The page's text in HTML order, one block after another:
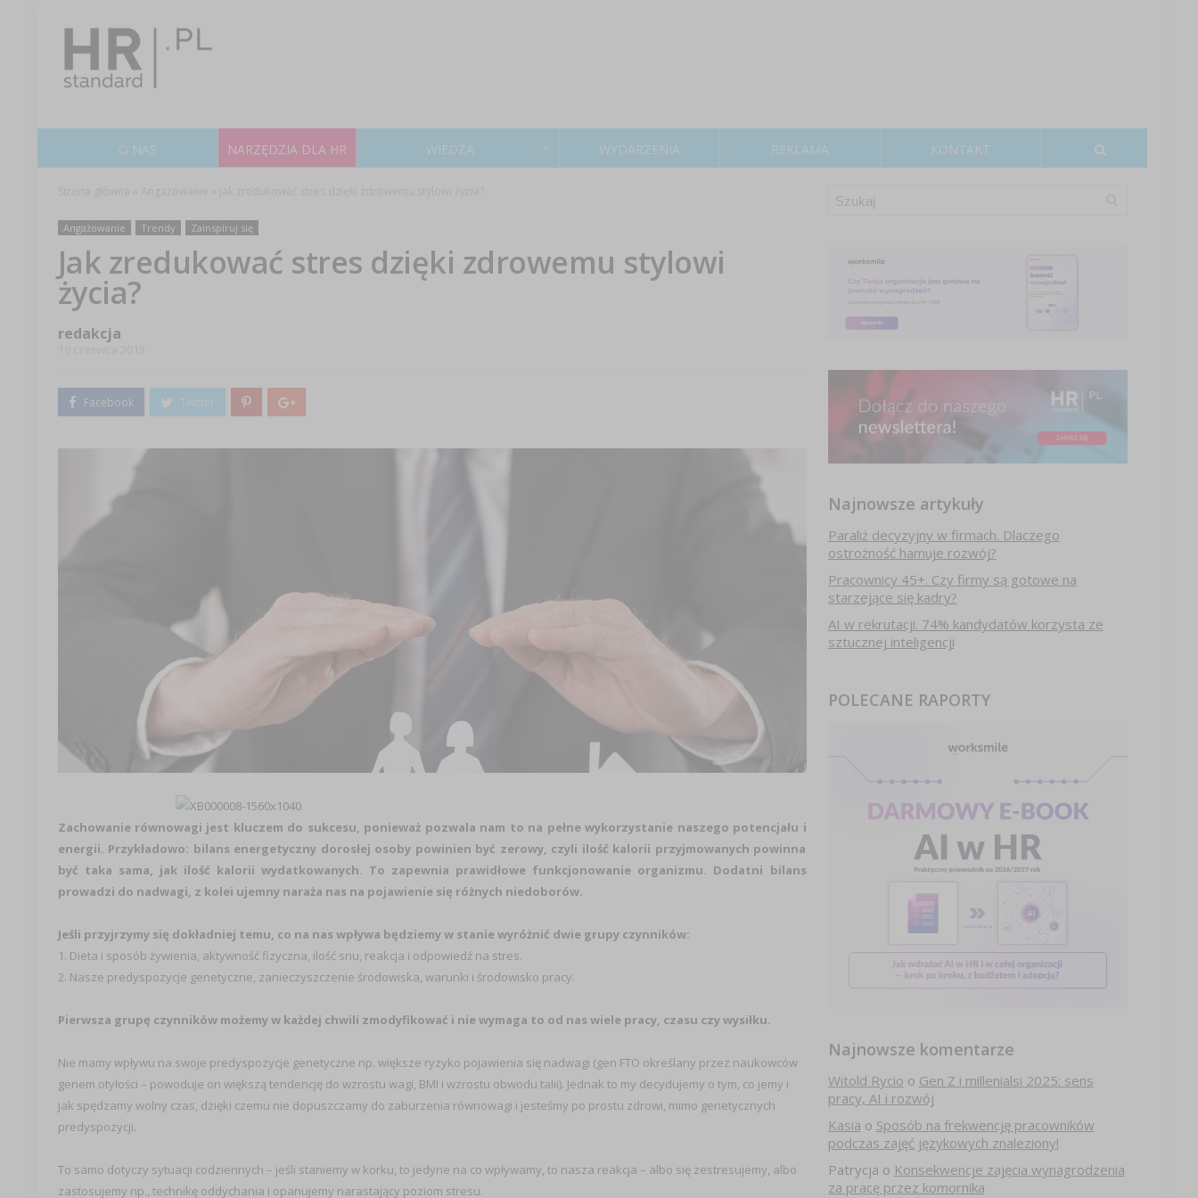
O NAS NARZĘDZIA DLA HR WIEDZA WYDARZENIA REKLAMA KONTAKT
Angażowanie Trendy Zainspiruj się
Jak zredukować stres dzięki zdrowemu stylowi
życia?
redakcja
Zachowanie równowagi jest kluczem do sukcesu, ponieważ pozwala nam to na pełne wykorzystanie naszego potencjału i
energii. Przykładowo: bilans energetyczny dorosłej osoby powinien być zerowy, czyli ilość kalorii przyjmowanych powinna
być taka sama, jak ilość kalorii wydatkowanych. To zapewnia prawidłowe funkcjonowanie organizmu. Dodatni bilans
prowadzi do nadwagi, z kolei ujemny naraża nas na pojawienie się różnych niedoborów.
Jeśli przyjrzymy się dokładniej temu, co na nas wpływa będziemy w stanie wyróżnić dwie grupy czynników:
1. Dieta i sposób żywienia, aktywność fizyczna, ilość snu, reakcja i odpowiedź na stres.
2. Nasze predyspozycje genetyczne, zanieczyszczenie środowiska, warunki i środowisko pracy.
Pierwsza grupę czynników możemy w każdej chwili zmodyfikować i nie wymaga to od nas wiele pracy, czasu czy wysiłku.
Nie mamy wpływu na swoje predyspozycje genetyczne np. większe ryzyko pojawienia się nadwagi (gen FTO określany przez naukowców
genem otyłości – powoduje on większą tendencję do wzrostu wagi, BMI i wzrostu obwodu talii). Jednak to my decydujemy o tym, co jemy i
jak spędzamy wolny czas, dzięki czemu nie dopuszczamy do zaburzenia równowagi i jesteśmy po prostu zdrowi, mimo genetycznych
predyspozycji.
To samo dotyczy sytuacji codziennych – jeśli staniemy w korku, to jedyne na co wpływamy, to nasza reakcja – albo się zestresujemy, albo
zastosujemy np., technikę oddychania i opanujemy narastający poziom stresu.
Najnowsze artykuły
Paraliż decyzyjny w firmach. Dlaczego
ostrożność hamuje rozwój?
Pracownicy 45+. Czy firmy są gotowe na
starzejące się kadry?
AI w rekrutacji. 74% kandydatów korzysta ze
sztucznej inteligencji
POLECANE RAPORTY
Najnowsze komentarze
Witold Rycio o Gen Z i millenialsi 2025: sens
pracy, AI i rozwój
Kasia o Sposób na frekwencję pracowników
podczas zajęć językowych znaleziony!
Patrycja o Konsekwencje zajęcia wynagrodzenia
za pracę przez komornika